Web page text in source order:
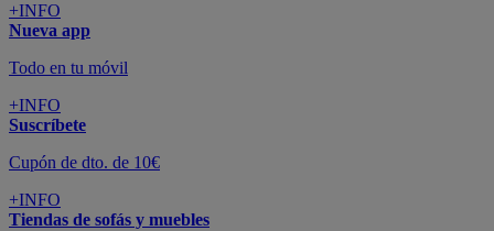
+INFO
Nueva app
Todo en tu móvil
+INFO
Suscríbete
Cupón de dto. de 10€
+INFO
Tiendas de sofás y muebles